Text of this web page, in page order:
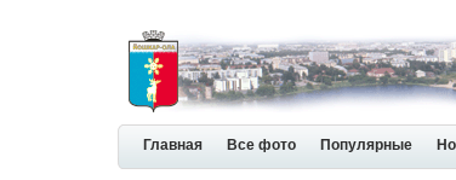
Главная Все фото Популярные